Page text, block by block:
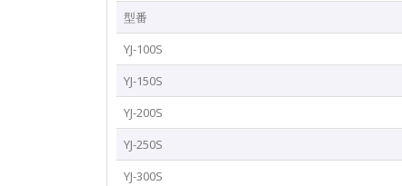
型番
YJ-100S
YJ-150S
YJ-200S
YJ-250S
YJ-300S